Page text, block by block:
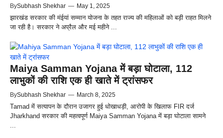
BySubhash Shekhar — May 1, 2025
झारखंड सरकार की मंईयां सम्मान योजना के तहत राज्य की महिलाओं को बड़ी राहत मिलने
जा रही है। सरकार ने अप्रैल और मई महीने ...
Maiya Samman Yojana में बड़ा घोटाला, 112
लाभुकों की राशि एक ही खाते में ट्रांसफर
BySubhash Shekhar — March 8, 2025
Tamad में सत्यापन के दौरान उजागर हुई धोखाधड़ी, आरोपी के खिलाफ FIR दर्ज
Jharkhand सरकार की महत्वपूर्ण Maiya Samman Yojana में बड़ा घोटाला सामने